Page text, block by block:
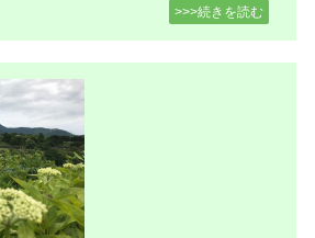
>>>続きを読む